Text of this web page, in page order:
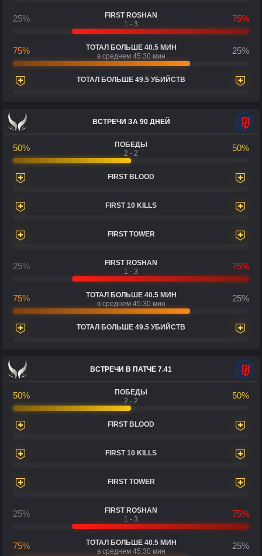
25%
FIRST ROSHAN
1 - 3
75%
75%
ТОТАЛ БОЛЬШЕ 40.5 МИН
в среднем 45:30 мин
25%
ТОТАЛ БОЛЬШЕ 49.5 УБИЙСТВ
ВСТРЕЧИ ЗА 90 ДНЕЙ
50%
ПОБЕДЫ
2 - 2
50%
FIRST BLOOD
FIRST 10 KILLS
FIRST TOWER
25%
FIRST ROSHAN
1 - 3
75%
75%
ТОТАЛ БОЛЬШЕ 40.5 МИН
в среднем 45:30 мин
25%
ТОТАЛ БОЛЬШЕ 49.5 УБИЙСТВ
ВСТРЕЧИ В ПАТЧЕ 7.41
50%
ПОБЕДЫ
2 - 2
50%
FIRST BLOOD
FIRST 10 KILLS
FIRST TOWER
25%
FIRST ROSHAN
1 - 3
75%
75%
ТОТАЛ БОЛЬШЕ 40.5 МИН
в среднем 45:30 мин
25%